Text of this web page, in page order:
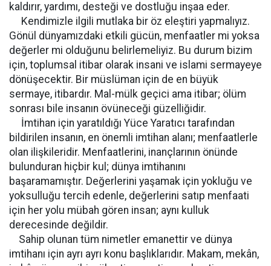
kaldırır, yardımı, desteği ve dostluğu inşaa eder.
Kendimizle ilgili mutlaka bir öz eleştiri yapmalıyız.
Gönül dünyamızdaki etkili gücün, menfaatler mi yoksa
değerler mi olduğunu belirlemeliyiz. Bu durum bizim
için, toplumsal itibar olarak insani ve islami sermayeye
dönüşecektir. Bir müslüman için de en büyük
sermaye, itibardır. Mal-mülk geçici ama itibar; ölüm
sonrası bile insanın övüneceği güzelliğidir.
İmtihan için yaratıldığı Yüce Yaratıcı tarafından
bildirilen insanın, en önemli imtihan alanı; menfaatlerle
olan ilişkileridir. Menfaatlerini, inançlarının önünde
bulunduran hiçbir kul; dünya imtihanını
başaramamıştır. Değerlerini yaşamak için yokluğu ve
yoksulluğu tercih edenle, değerlerini satıp menfaati
için her yolu mübah gören insan; aynı kulluk
derecesinde değildir.
Sahip olunan tüm nimetler emanettir ve dünya
imtihanı için ayrı ayrı konu başlıklarıdır. Makam, mekân,